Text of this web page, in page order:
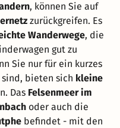
, können Sie auf
zurückgreifen. Es
Wanderwege, die
gut zu
Sie nur für ein kurzes
sind, bieten sich kleine
Das Felsenmeer im
oder auch die
befindet - mit den